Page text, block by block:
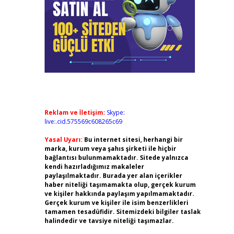
Reklam ve İletişim: Skype:
live:.cid.575569c608265c69
Yasal Uyarı: Bu internet sitesi, herhangi bir
marka, kurum veya şahıs şirketi ile hiçbir
bağlantısı bulunmamaktadır. Sitede yalnızca
kendi hazırladığımız makaleler
paylaşılmaktadır. Burada yer alan içerikler
haber niteliği taşımamakta olup, gerçek kurum
ve kişiler hakkında paylaşım yapılmamaktadır.
Gerçek kurum ve kişiler ile isim benzerlikleri
tamamen tesadüfidir. Sitemizdeki bilgiler taslak
halindedir ve tavsiye niteliği taşımazlar.